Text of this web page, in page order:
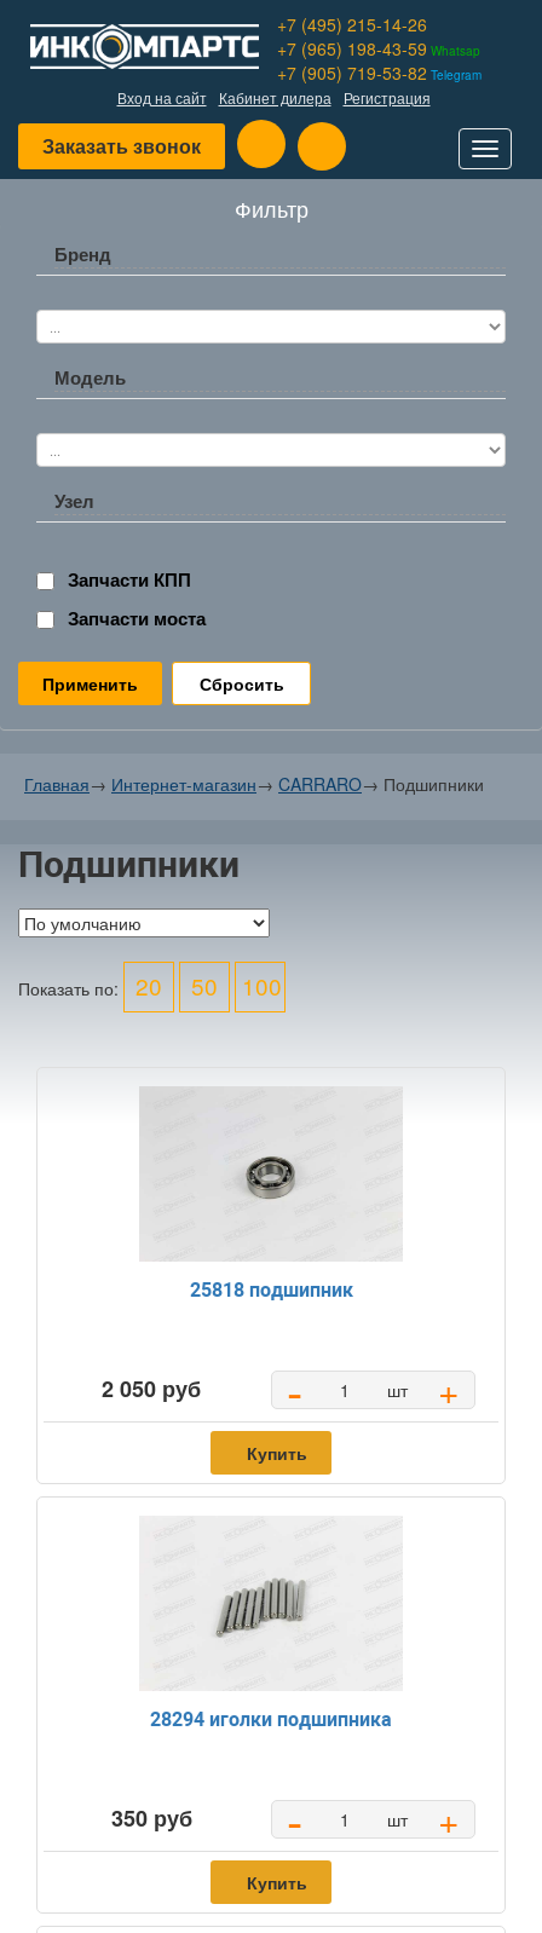
+7 (495) 215-14-26
+7 (965) 198-43-59 Whatsap
+7 (905) 719-53-82 Telegram
Вход на сайт Кабинет дилера Регистрация
Заказать звонок
Toggle
Фильтр
Бренд
Модель
Узел
Запчасти КПП
Запчасти моста
Сбросить
Главная→ Интернет-магазин→ CARRARO→ Подшипники
Подшипники
Показать по: 20 50 100
25818 подшипник
2 050 руб - шт +
Купить
28294 иголки подшипника
350 руб - шт +
Купить